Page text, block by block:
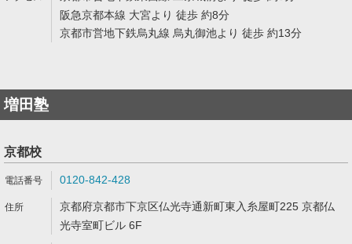
阪急京都本線 大宮より 徒歩 約8分
京都市営地下鉄烏丸線 烏丸御池より 徒歩 約13分
増田塾
京都校
0120-842-428
京都府京都市下京区仏光寺通新町東入糸屋町225 京都仏
光寺室町ビル 6F